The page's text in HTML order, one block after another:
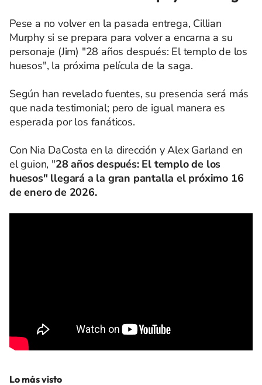
Pese a no volver en la pasada entrega, Cillian
Murphy si se prepara para volver a encarna a su
personaje (Jim) "28 años después: El templo de los
huesos", la próxima película de la saga.
Según han revelado fuentes, su presencia será más
que nada testimonial; pero de igual manera es
esperada por los fanáticos.
Con Nia DaCosta en la dirección y Alex Garland en
el guion, "28 años después: El templo de los
huesos" llegará a la gran pantalla el próximo 16
de enero de 2026.
Lo más visto